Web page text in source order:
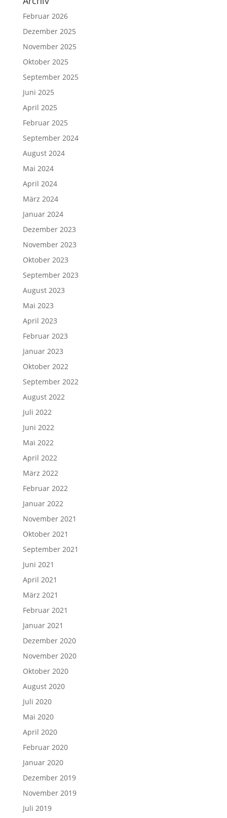
Februar 2026
Dezember 2025
November 2025
Oktober 2025
September 2025
Juni 2025
April 2025
Februar 2025
September 2024
August 2024
Mai 2024
April 2024
März 2024
Januar 2024
Dezember 2023
November 2023
Oktober 2023
September 2023
August 2023
Mai 2023
April 2023
Februar 2023
Januar 2023
Oktober 2022
September 2022
August 2022
Juli 2022
Juni 2022
Mai 2022
April 2022
März 2022
Februar 2022
Januar 2022
November 2021
Oktober 2021
September 2021
Juni 2021
April 2021
März 2021
Februar 2021
Januar 2021
Dezember 2020
November 2020
Oktober 2020
August 2020
Juli 2020
Mai 2020
April 2020
Februar 2020
Januar 2020
Dezember 2019
November 2019
Juli 2019